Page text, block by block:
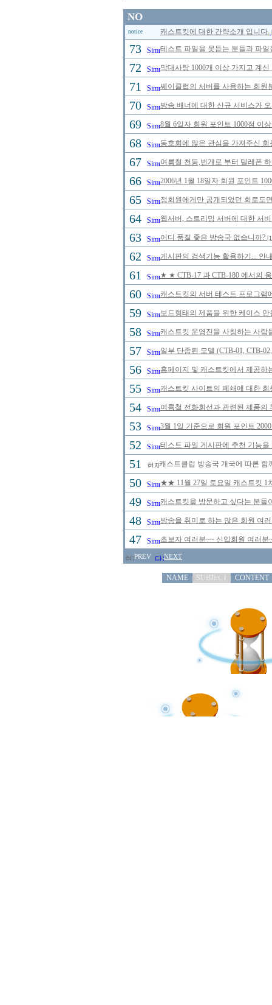
NO
notice 캐스트킷에 대한 간략소개 입니다.
73 테스트 파일을 못듣는 분들과 파
72 막대사탕 1000개 이상 가지고 계
71 쎄이클럽의 서버를 사용하는 회
70 방송 배너에 대한 신규 서비스가
69 8월 6일자 회원 포인트 1000점 이
68 동호회에 많은 관심을 가져주신
67 여름철 천둥,번개로 부터 텔레폰
66 2006년 1월 18일자 회원 포인트
65 정회원에게만 공개되었던 회로도
64 웹서버, 스트리밍 서버에 대한 서
63 어디 품질 좋은 방송국 없습니까?
62 게시판의 검색기능 활용하기... 안
61 ★ ★ CTB-17 과 CTB-180 에서의
60 캐스트킷의 서버 테스트 프로그램
59 보드형태의 제품을 위한 케이스
58 캐스트킷 운영진을 사칭하는 사
57 일부 단종된 모델 (CTB-01, CTB-
56 홈페이지 및 캐스트킷에서 제공
55 캐스트킷 사이트의 페쇄에 대한
54 여름철 전화회선과 관련된 제품
53 3월 1일 기준으로 회원 포인트
52 테스트 파일 게시판에 추천 기능
51 캐스트클럽 방송국 개국에 따른
50 ★★ 11월 27일 토요일 캐스트킷
49 캐스트킷을 방문하고 싶다는 분
48 방송을 취미로 하는 많은 회원 여
47 초보자 여러분~~ 신입회원 여러
PREV NEXT